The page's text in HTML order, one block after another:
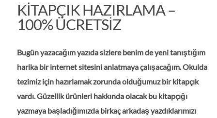
KITAPÇIK HAZIRLAMA –
100% ÜCRETSIZ
Bugün yazacağım yazıda sizlere benim de yeni tanıştığım
harika bir internet sitesini anlatmaya çalışacağım. Okulda
tezimiz için hazırlamak zorunda olduğumuz bir kitapçık
vardı. Güzellik ürünleri hakkında olacak bu kitapçığı
yazmaya başladığımızda birkaç arkadaş yazdıklarımızı